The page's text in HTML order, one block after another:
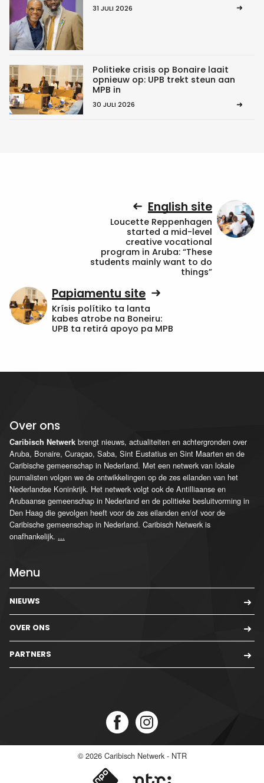
31 JULI 2026
Politieke crisis op Bonaire laait
opnieuw op: UPB trekt steun aan
MPB in
30 JULI 2026
English site
Loucette Reppenhagen
started a mid-level
creative vocational
program in Aruba: “These
students mainly want to do
things”
Papiamentu site
Krísis polítiko ta lanta
kabes atrobe na Boneiru:
UPB ta retirá apoyo pa MPB
Over ons
Caribisch Netwerk brengt nieuws, actualiteiten en achtergronden over
Aruba, Bonaire, Curaçao, Saba, Sint Eustatius en Sint Maarten en de
Caribische gemeenschap in Nederland. Met een netwerk van lokale
journalisten volgen we de ontwikkelingen op de zes eilanden van het
Nederlandse Koninkrijk. Het netwerk volgt ook de Antilliaanse en
Arubaanse gemeenschap in Nederland en de politieke besluitvorming in
Den Haag die gevolgen heeft voor de zes eilanden en/of voor de
Caribische gemeenschap in Nederland. Caribisch Netwerk is
onafhankelijk. ...
Menu
NIEUWS
OVER ONS
PARTNERS
© 2026 Caribisch Netwerk - NTR